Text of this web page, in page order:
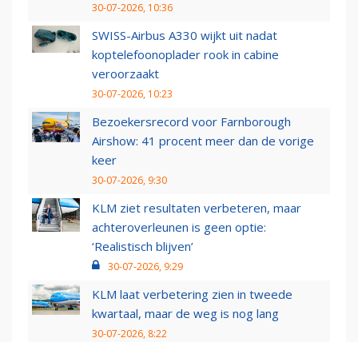
30-07-2026, 10:36
SWISS-Airbus A330 wijkt uit nadat
koptelefoonoplader rook in cabine
veroorzaakt
30-07-2026, 10:23
Bezoekersrecord voor Farnborough
Airshow: 41 procent meer dan de vorige
keer
30-07-2026, 9:30
KLM ziet resultaten verbeteren, maar
achteroverleunen is geen optie:
‘Realistisch blijven’
30-07-2026, 9:29
KLM laat verbetering zien in tweede
kwartaal, maar de weg is nog lang
30-07-2026, 8:22